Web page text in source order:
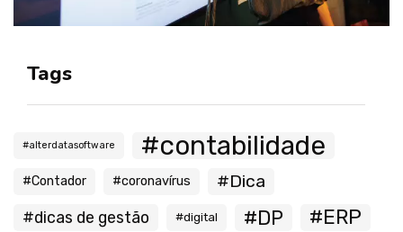
Tags
#alterdatasoftware #contabilidade
#Contador #coronavírus #Dica
#dicas de gestão #digital #DP #ERP